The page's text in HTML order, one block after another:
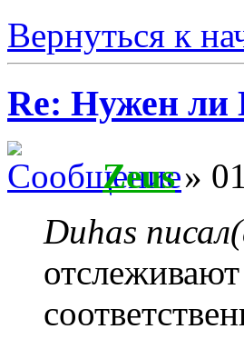
Вернуться к
Re: Нужен
Zeus»
Duhas